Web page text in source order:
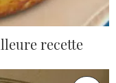
recette